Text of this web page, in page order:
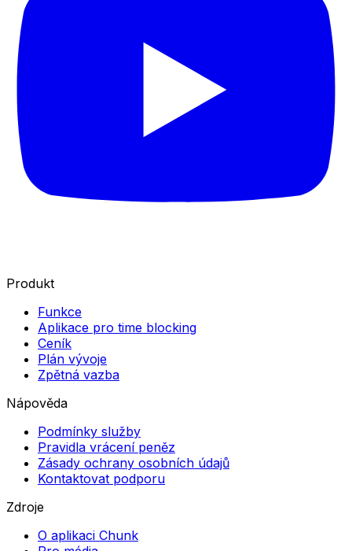
Produkt
Funkce
Aplikace pro time blocking
Ceník
Plán vývoje
Zpětná vazba
Nápověda
Podmínky služby
Pravidla vrácení peněz
Zásady ochrany osobních údajů
Kontaktovat podporu
Zdroje
O aplikaci Chunk